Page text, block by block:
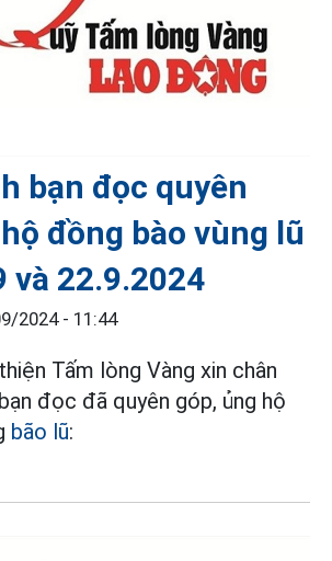
bạn đọc quyên
đồng bào vùng lũ
và 22.9.2024
2024 - 11:44
Tấm lòng Vàng xin chân
đọc đã quyên góp, ủng hộ
bão lũ: